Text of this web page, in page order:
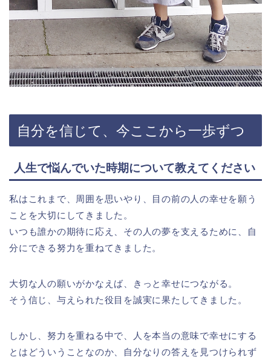
自分を信じて、今ここから一歩ずつ
人生で悩んでいた時期について教えてください
私はこれまで、周囲を思いやり、目の前の人の幸せを願う
ことを大切にしてきました。
いつも誰かの期待に応え、その人の夢を支えるために、自
分にできる努力を重ねてきました。
大切な人の願いがかなえば、きっと幸せにつながる。
そう信じ、与えられた役目を誠実に果たしてきました。
しかし、努力を重ねる中で、人を本当の意味で幸せにする
とはどういうことなのか、自分なりの答えを見つけられず